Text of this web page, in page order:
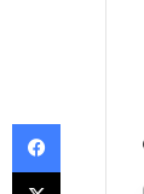
Facebook
X